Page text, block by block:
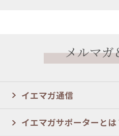
メルマガ
イエマガ通信
イエマガサポーターとは